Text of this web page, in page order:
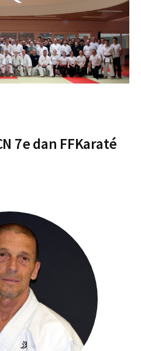
7e dan FFKaraté